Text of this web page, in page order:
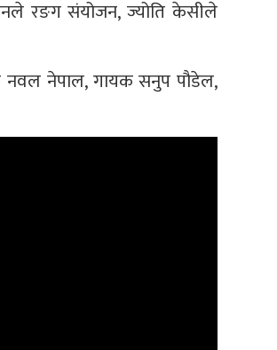
रङग संयोजन, ज्योति केसीले
नवल नेपाल, गायक सनुप पौडेल,